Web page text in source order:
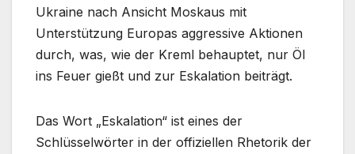
Ukraine nach Ansicht Moskaus mit
Unterstützung Europas aggressive Aktionen
durch, was, wie der Kreml behauptet, nur Öl
ins Feuer gießt und zur Eskalation beiträgt.
Das Wort „Eskalation“ ist eines der
Schlüsselwörter in der offiziellen Rhetorik der